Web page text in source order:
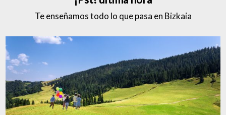
Te enseñamos todo lo que pasa en Bizkaia